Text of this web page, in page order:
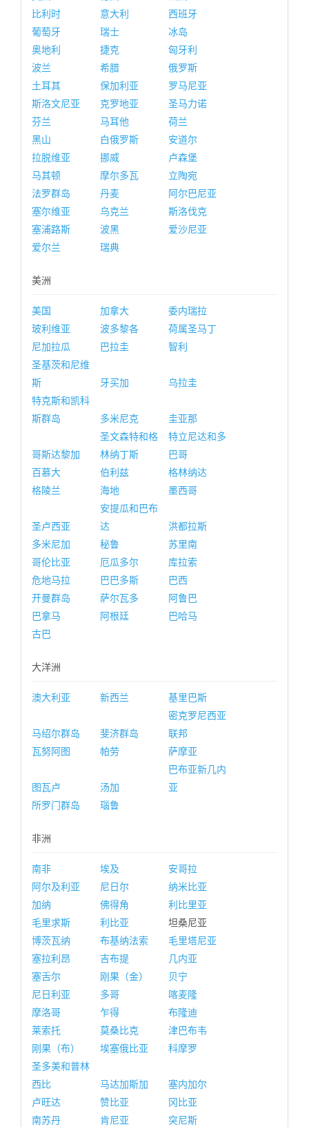
比利时
意大利
西班牙
葡萄牙
瑞士
冰岛
奥地利
捷克
匈牙利
波兰
希腊
俄罗斯
土耳其
保加利亚
罗马尼亚
斯洛文尼亚
克罗地亚
圣马力诺
芬兰
马耳他
荷兰
黑山
白俄罗斯
安道尔
拉脱维亚
挪威
卢森堡
马其顿
摩尔多瓦
立陶宛
法罗群岛
丹麦
阿尔巴尼亚
塞尔维亚
乌克兰
斯洛伐克
塞浦路斯
波黑
爱沙尼亚
爱尔兰
瑞典
美洲
美国 加拿大
委内瑞拉
玻利维亚
波多黎各
荷属圣马丁
尼加拉瓜
巴拉圭
智利
圣基茨和尼维
斯
牙买加
乌拉圭
特克斯和凯科
斯群岛
多米尼克 圭亚那
哥斯达黎加
圣文森特和格
林纳丁斯
特立尼达和多
巴哥
百慕大
伯利兹
格林纳达
格陵兰
海地 墨西哥
圣卢西亚
安提瓜和巴布
达
洪都拉斯
多米尼加
秘鲁
苏里南
哥伦比亚
厄瓜多尔
库拉索
危地马拉
巴巴多斯
巴西
开曼群岛
萨尔瓦多
阿鲁巴
巴拿马
阿根廷
巴哈马
古巴
大洋洲
澳大利亚 新西兰 基里巴斯
马绍尔群岛 斐济群岛
密克罗尼西亚
联邦
瓦努阿图
帕劳 萨摩亚
图瓦卢 汤加
巴布亚新几内
亚
所罗门群岛
瑙鲁
非洲
南非 埃及
安哥拉
阿尔及利亚
尼日尔
纳米比亚
加纳
佛得角
利比里亚
毛里求斯
利比亚
坦桑尼亚
博茨瓦纳
布基纳法索
毛里塔尼亚
塞拉利昂
吉布提
几内亚
塞舌尔
刚果（金）
贝宁
尼日利亚
多哥
喀麦隆
摩洛哥
乍得
布隆迪
莱索托
莫桑比克
津巴布韦
刚果（布）
埃塞俄比亚
科摩罗
圣多美和普林
西比
马达加斯加
塞内加尔
卢旺达
赞比亚
冈比亚
南苏丹
肯尼亚 突尼斯